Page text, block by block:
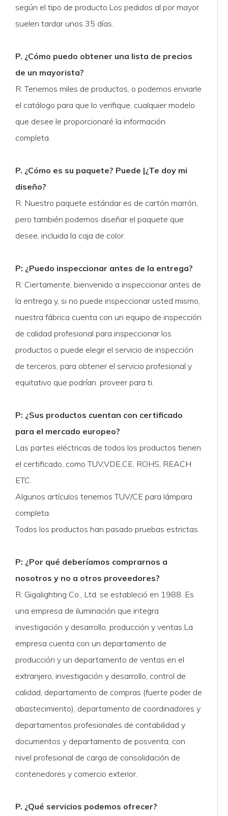
según el tipo de producto.Los pedidos al por mayor
suelen tardar unos 35 días.
P. ¿Cómo puedo obtener una lista de precios
de un mayorista?
R: Tenemos miles de productos, o podemos enviarle
el catálogo para que lo verifique, cualquier modelo
que desee le proporcionaré la información
completa.
P. ¿Cómo es su paquete? Puede |¿Te doy mi
diseño?
R: Nuestro paquete estándar es de cartón marrón,
pero también podemos diseñar el paquete que
desee, incluida la caja de color.
P: ¿Puedo inspeccionar antes de la entrega?
R: Ciertamente, bienvenido a inspeccionar antes de
la entrega y, si no puede inspeccionar usted mismo,
nuestra fábrica cuenta con un equipo de inspección
de calidad profesional para inspeccionar los
productos o puede elegir el servicio de inspección
de terceros, para obtener el servicio profesional y
equitativo que podrían. proveer para ti.
P: ¿Sus productos cuentan con certificado
para el mercado europeo?
Las partes eléctricas de todos los productos tienen
el certificado, como TUV,VDE,CE, ROHS, REACH
ETC.
Algunos artículos tenemos TUV/CE para lámpara
completa.
Todos los productos han pasado pruebas estrictas.
P: ¿Por qué deberíamos comprarnos a
nosotros y no a otros proveedores?
R: Gigalighting Co., Ltd. se estableció en 1988. Es
una empresa de iluminación que integra
investigación y desarrollo, producción y ventas.La
empresa cuenta con un departamento de
producción y un departamento de ventas en el
extranjero, investigación y desarrollo, control de
calidad, departamento de compras (fuerte poder de
abastecimiento), departamento de coordinadores y
departamentos profesionales de contabilidad y
documentos y departamento de posventa, con
nivel profesional de carga de consolidación de
contenedores y comercio exterior.
P. ¿Qué servicios podemos ofrecer?